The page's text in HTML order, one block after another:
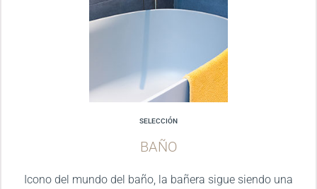
SELECCIÓN
BAÑO
Icono del mundo del baño, la bañera sigue siendo una